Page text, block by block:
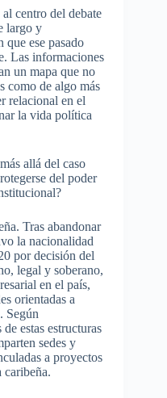
centro del debate
largo y
ese pasado
Las informaciones
un mapa que no
como de algo más
relacional en el
la vida política
allá del caso
del poder
Tras abandonar
la nacionalidad
por decisión del
legal y soberano,
en el país,
orientadas a
Según
estas estructuras
sedes y
a proyectos
caribeña.